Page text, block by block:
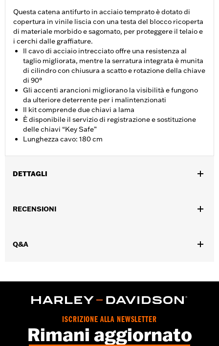
Questa catena antifurto in acciaio temprato è dotato di
copertura in vinile liscia con una testa del blocco ricoperta
di materiale morbido e sagomato, per proteggere il telaio e
i cerchi dalle graffiature.
Il cavo di acciaio intrecciato offre una resistenza al
taglio migliorata, mentre la serratura integrata è munita
di cilindro con chiusura a scatto e rotazione della chiave
di 90°
Gli accenti arancioni migliorano la visibilità e fungono
da ulteriore deterrente per i malintenzionati
Il kit comprende due chiavi a lama
È disponibile il servizio di registrazione e sostituzione
delle chiavi “Key Safe”
Lunghezza cavo: 180 cm
DETTAGLI
Venduti singolarmente:
Contenuto della confezione:
Cavo con lucchetto, estremità
può provocare lesioni gravi o morte.
Il servizio di registrazione e sostituzione “KEY SAFE”
viene fornito dalla ditta produttrice del lucchetto. Le
RECENSIONI
Q&A
ISCRIZIONE ALLA NEWSLETTER
Rimani aggiornato